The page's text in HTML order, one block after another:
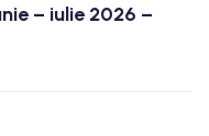
– iulie 2026 –